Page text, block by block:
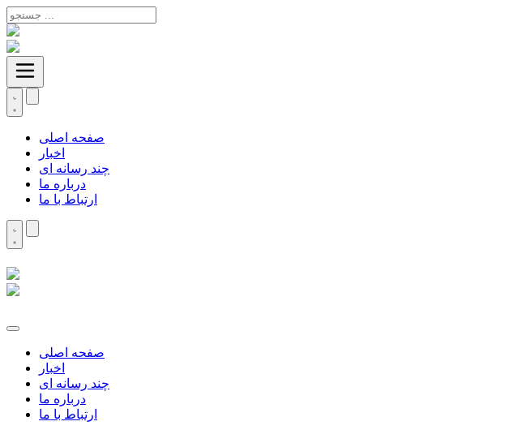
صفحه اصلی
اخبار
چند رسانه ای
درباره ما
ارتباط با ما
صفحه اصلی
اخبار
چند رسانه ای
درباره ما
ارتباط با ما